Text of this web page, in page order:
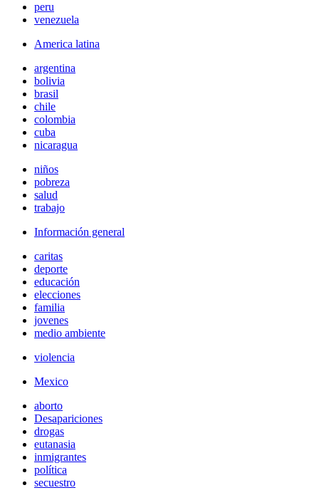
peru
venezuela
America latina
argentina
bolivia
brasil
chile
colombia
cuba
nicaragua
niños
pobreza
salud
trabajo
Información general
caritas
deporte
educación
elecciones
familia
jovenes
medio ambiente
violencia
Mexico
aborto
Desapariciones
drogas
eutanasia
inmigrantes
política
secuestro